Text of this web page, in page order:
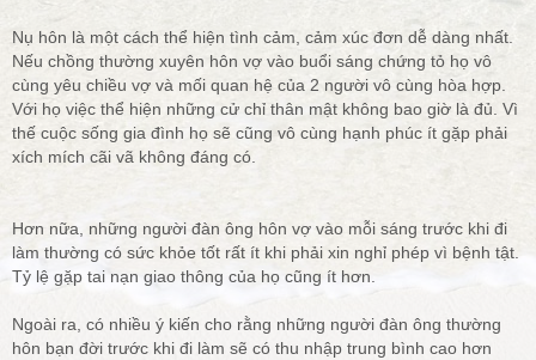
Nụ hôn là một cách thể hiện tình cảm, cảm xúc đơn dễ dàng nhất.
Nếu chồng thường xuyên hôn vợ vào buổi sáng chứng tỏ họ vô
cùng yêu chiều vợ và mối quan hệ của 2 người vô cùng hòa hợp.
Với họ việc thể hiện những cử chỉ thân mật không bao giờ là đủ. Vì
thế cuộc sống gia đình họ sẽ cũng vô cùng hạnh phúc ít gặp phải
xích mích cãi vã không đáng có.
Hơn nữa, những người đàn ông hôn vợ vào mỗi sáng trước khi đi
làm thường có sức khỏe tốt rất ít khi phải xin nghỉ phép vì bệnh tật.
Tỷ lệ gặp tai nạn giao thông của họ cũng ít hơn.
Ngoài ra, có nhiều ý kiến cho rằng những người đàn ông thường
hôn bạn đời trước khi đi làm sẽ có thu nhập trung bình cao hơn